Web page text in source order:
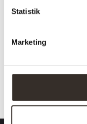
Statistik
Marketing
Download